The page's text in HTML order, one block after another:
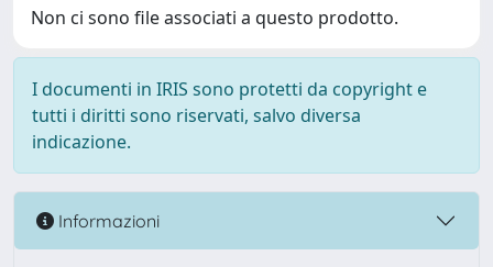
Non ci sono file associati a questo prodotto.
I documenti in IRIS sono protetti da copyright e
tutti i diritti sono riservati, salvo diversa
indicazione.
Informazioni